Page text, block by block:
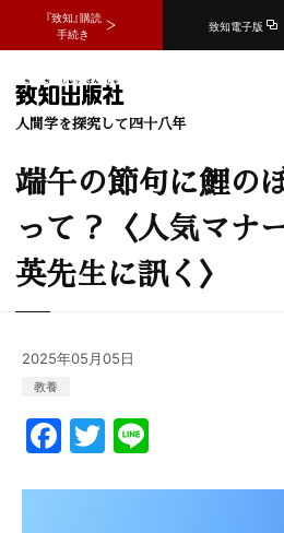
『致知』購読
手続き
致知電子版
人間学を探究して四十八年
端午の節句に鯉の
って？〈人気マナ
英先生に訊く〉
2025年05月05日
教養
F
a
c
T
w
itte